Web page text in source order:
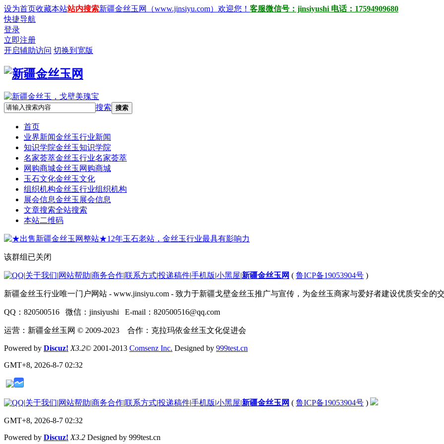
设为首页收藏本站站内搜索新疆金丝玉网（www.jinsiyu.com）欢迎您！ 客服微信号：jinsiyushi 电话：17594909680
快捷导航
登录
立即注册
开启辅助访问 切换到宽版
搜索 搜索
首页
业界新闻金丝玉行业新闻
知识学院金丝玉知识学院
名家荟萃金丝玉行业名家荟萃
网购商城金丝玉网购商城
玉石文化金丝玉文化
组织机构金丝玉行业组织机构
展会信息金丝玉展会信息
文章搜索全站搜索
本站二维码
该群组已关闭
|关于我们|网站帮助|商务合作|联系方式|投递稿件|手机版|小黑屋|新疆金丝玉网 ( 鲁ICP备19053904号 )
新疆金丝玉行业唯一门户网站 - www.jinsiyu.com - 致力于新疆戈壁金丝玉推广与宣传，为金丝玉商家与爱好者建设优质安全的
QQ：820500516 微信：jinsiyushi E-mail：820500516@qq.com
运营：新疆金丝玉网 © 2009-2023 合作：克拉玛依金丝玉文化促进会
Powered by Discuz! X3.2© 2001-2013 Comsenz Inc. Designed by 999test.cn
GMT+8, 2026-8-7 02:32
|关于我们|网站帮助|商务合作|联系方式|投递稿件|手机版|小黑屋|新疆金丝玉网 ( 鲁ICP备19053904号 )
GMT+8, 2026-8-7 02:32
Powered by Discuz! X3.2 Designed by 999test.cn